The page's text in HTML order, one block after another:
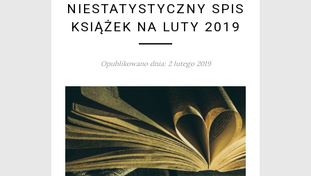
NIESTATYSTYCZNY SPIS
KSIĄŻEK NA LUTY 2019
Opublikowano dnia: 2 lutego 2019